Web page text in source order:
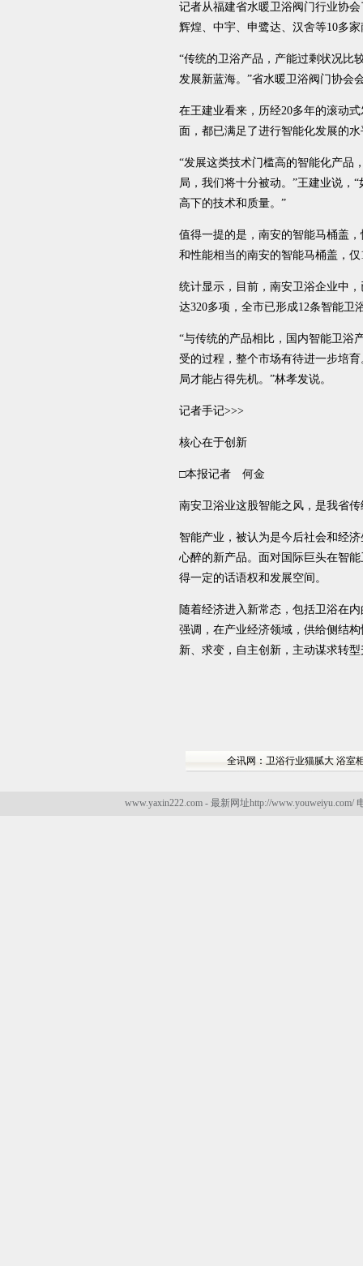
记者从福建省水暖卫浴阀门行业协
辉煌、中宇、申鹭达、汉舍等10多
“传统的卫浴产品，产能过剩状况比
发展新蓝海。”省水暖卫浴阀门协会
在王建业看来，历经20多年的滚动
面，都已满足了进行智能化发展的水
“发展这类技术门槛高的智能化产品
局，我们将十分被动。”王建业说，
高下的技术和质量。”
值得一提的是，南安的智能马桶盖
和性能相当的南安的智能马桶盖，仅
统计显示，目前，南安卫浴企业中
达320多项，全市已形成12条智能卫
“与传统的产品相比，国内智能卫浴
受的过程，整个市场有待进一步培
局才能占得先机。”林孝发说。
记者手记>>>
核心在于创新
□本报记者 何金
南安卫浴业这股智能之风，是我省
智能产业，被认为是今后社会和经
心醉的新产品。面对国际巨头在智
得一定的话语权和发展空间。
随着经济进入新常态，包括卫浴在
强调，在产业经济领域，供给侧结
新、求变，自主创新，主动谋求转
全讯网：卫浴行业猫腻大 浴室
www.yaxin222.com - 最新网址http://www.youweiyu.com/